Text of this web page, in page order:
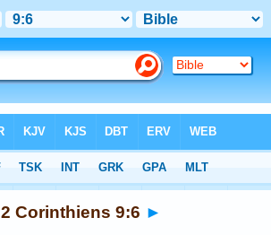
2 Corinthiens 9:6 ►